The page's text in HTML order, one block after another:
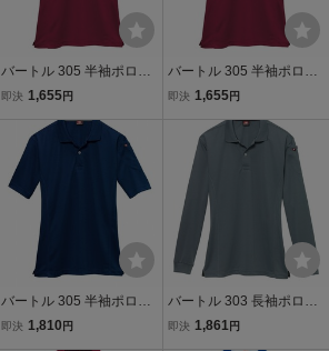
バートル 305 半袖ポロシ
ャツ ドライメッシュ レッ
乾 作業服 作業着
即決 1,655円
バートル 305 半袖ポロシ
ャツ ドライメッシュ レッ
作業服 作業着
即決 1,655円
バートル 305 半袖ポロシ
ャツ ドライメッシュ ネイ
即決 1,810 円
バートル 303 長袖ポロシ
ャツ ドライメッシュ ステ
即決 1,861 円